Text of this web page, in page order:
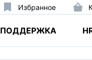
Избранное
ПОДДЕРЖКА